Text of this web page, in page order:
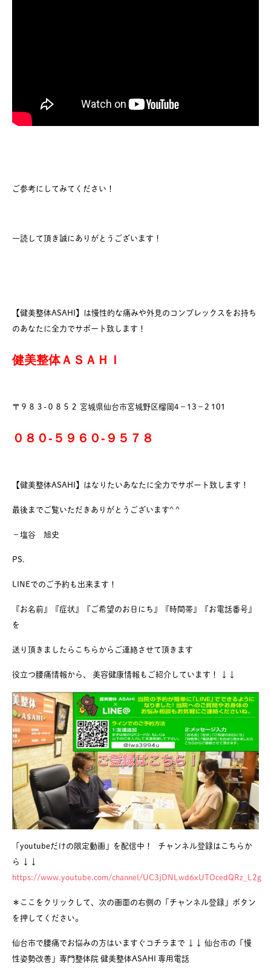
ご参考にしてみてください！
一読して頂き誠にありがとうございます！
【健美整体ASAHI】は慢性的な痛みや外見のコンプレックスをお持ち
のあなたに全力でサポート致します！
健美整体ＡＳＡＨＩ
〒９８３-０８５２ 宮城県仙台市宮城野区榴岡4−13−2 101
０８０-５９６０-９５７８
【健美整体ASAHI】はなりたいあなたに全力でサポート致します！
最後までご覧いただきありがとうございます^ ^
−塩谷 旭史
PS.
LINEでのご予約も出来ます！
『お名前』『症状』『ご希望のお日にち』『時間帯』『お電話番号』
を
送り頂きましたらこちらからご連絡させて頂きます
役立つ腰痛情報から、 美容健康情報もご紹介しています！ ↓↓
「youtubeだけの限定動画」を配信中！ チャンネル登録はこちらか
ら ↓↓
https://www.youtube.com/channel/UC3jDNLwd6xUTOcedQRz_L2g
＊ここをクリックして、次の画面の右側の「チャンネル登録」ボタン
を押してください。
仙台市で腰痛でお悩みの方はいますぐコチラまで ↓↓ 仙台市の「慢
性姿勢改善」専門整体院 健美整体ASAHI 専用電話